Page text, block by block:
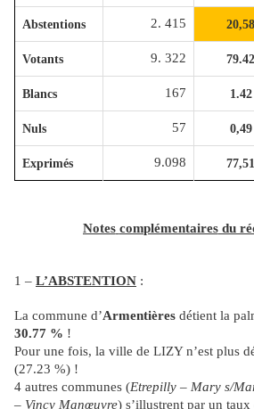
Abstentions 2. 415 20,58
Votants 9. 322 79.42
Blancs 167 1.42
Nuls 57 0,49
Exprimés 9.098 77,51
Notes complémentairesdu
1 – L’ABSTENTION :
La commune d’Armentières détient la
30.77 % !
Pour une fois, la ville de LIZY n’est plus
(27.23 %) !
4 autres communes (Etrepilly – Mary s/
– Vincy Manœuvre) s’illustrent par un